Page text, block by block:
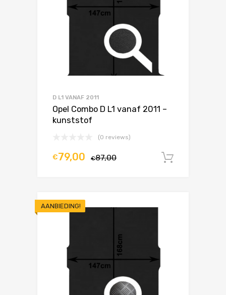
D L1 VANAF 2011
Opel Combo D L1 vanaf 2011 –
kunststof
(0 reviews)
€87,00
€79,00
AANBIEDING!